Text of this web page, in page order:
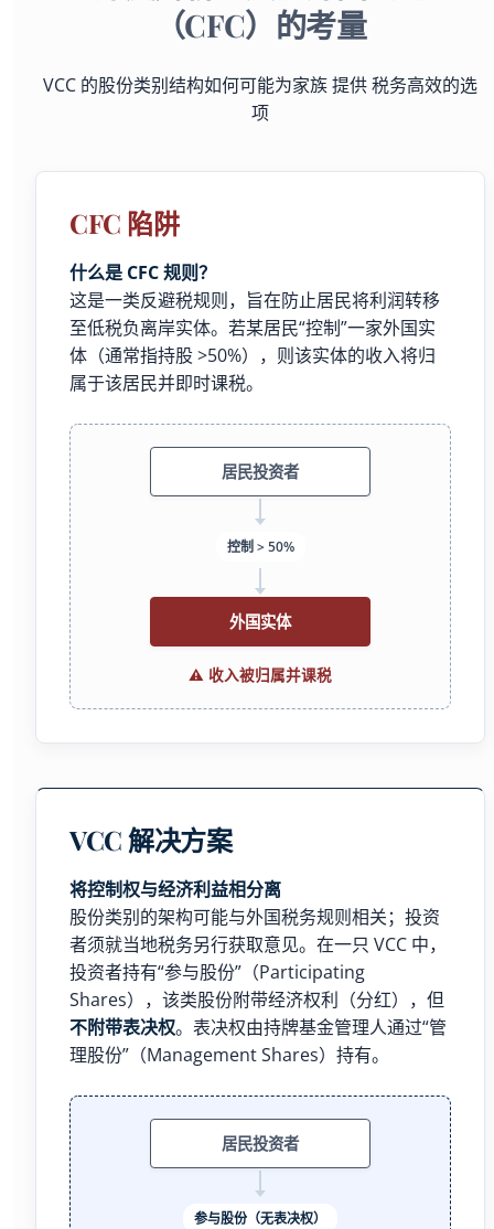
（CFC）的考量
VCC 的股份类别结构如何可能为家族 提供 税务高效的选
项
CFC 陷阱
什么是 CFC 规则？
这是一类反避税规则，旨在防止居民将利润转移
至低税负离岸实体。若某居民“控制”一家外国实
体（通常指持股 >50%），则该实体的收入将归
属于该居民并即时课税。
居民投资者
控制 > 50%
外国实体
⚠ 收入被归属并课税
VCC 解决方案
将控制权与经济利益相分离
股份类别的架构可能与外国税务规则相关；投资
者须就当地税务另行获取意见。在一只 VCC 中，
投资者持有“参与股份”（Participating
Shares），该类股份附带经济权利（分红），但
不附带表决权。表决权由持牌基金管理人通过“管
理股份”（Management Shares）持有。
居民投资者
参与股份（无表决权）